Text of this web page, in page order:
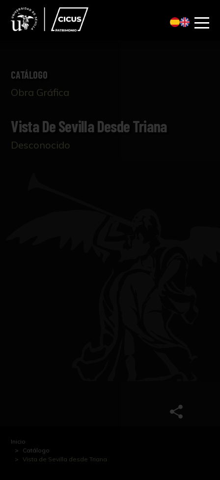
CATÁLOGO
Obra Gráfica
Vista De Sevilla Desde Triana
Desconocido
Inicio
Catálogo
Vista de Sevilla desde Triana